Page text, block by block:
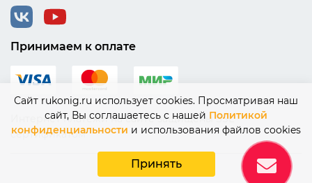
Принимаем к оплате
Интернет платежи на сайте защищены SSL
сертификатом
© 2015-2026 Rukonig
Сайт rukonig.ru использует cookies. Просматривая наш
сайт, Вы соглашаетесь с нашей Политикой
конфиденциальности и использования файлов cookies
Принять